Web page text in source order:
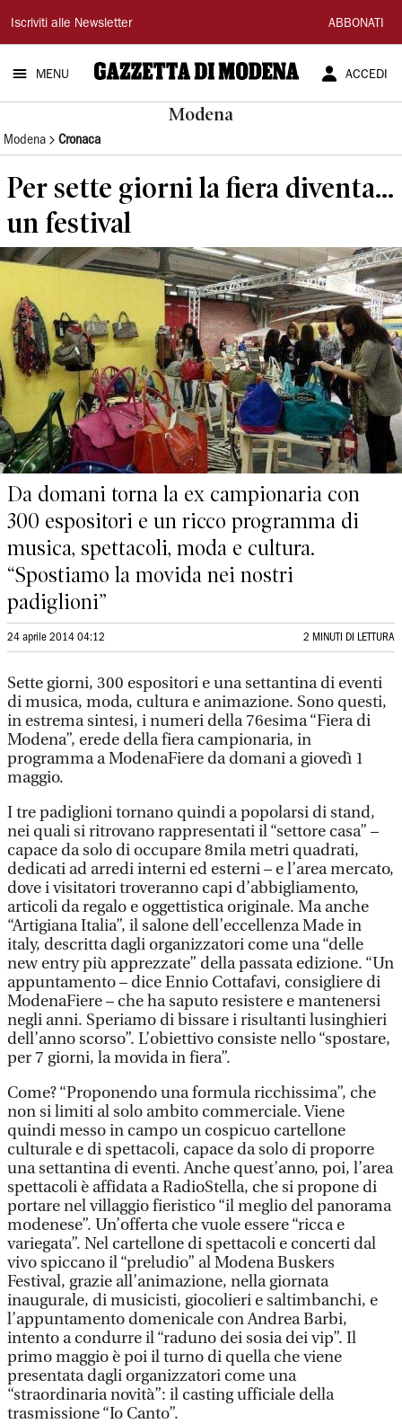
Gazzetta
di
Modena
Iscriviti alle Newsletter ABBONATI
MENU ACCEDI
Modena
Modena Cronaca
Per sette giorni la fiera diventa...
un festival
Da domani torna la ex campionaria con
300 espositori e un ricco programma di
musica, spettacoli, moda e cultura.
“Spostiamo la movida nei nostri
padiglioni”
24 aprile 2014 04:12 2 MINUTI DI LETTURA
Sette giorni, 300 espositori e una settantina di eventi
di musica, moda, cultura e animazione. Sono questi,
in estrema sintesi, i numeri della 76esima “Fiera di
Modena”, erede della fiera campionaria, in
programma a ModenaFiere da domani a giovedì 1
maggio.
I tre padiglioni tornano quindi a popolarsi di stand,
nei quali si ritrovano rappresentati il “settore casa” –
capace da solo di occupare 8mila metri quadrati,
dedicati ad arredi interni ed esterni – e l’area mercato,
dove i visitatori troveranno capi d’abbigliamento,
articoli da regalo e oggettistica originale. Ma anche
“Artigiana Italia”, il salone dell’eccellenza Made in
italy, descritta dagli organizzatori come una “delle
new entry più apprezzate” della passata edizione. “Un
appuntamento – dice Ennio Cottafavi, consigliere di
ModenaFiere – che ha saputo resistere e mantenersi
negli anni. Speriamo di bissare i risultanti lusinghieri
dell’anno scorso”. L’obiettivo consiste nello “spostare,
per 7 giorni, la movida in fiera”.
Come? “Proponendo una formula ricchissima”, che
non si limiti al solo ambito commerciale. Viene
quindi messo in campo un cospicuo cartellone
culturale e di spettacoli, capace da solo di proporre
una settantina di eventi. Anche quest’anno, poi, l’area
spettacoli è affidata a RadioStella, che si propone di
portare nel villaggio fieristico “il meglio del panorama
modenese”. Un’offerta che vuole essere “ricca e
variegata”. Nel cartellone di spettacoli e concerti dal
vivo spiccano il “preludio” al Modena Buskers
Festival, grazie all’animazione, nella giornata
inaugurale, di musicisti, giocolieri e saltimbanchi, e
l’appuntamento domenicale con Andrea Barbi,
intento a condurre il “raduno dei sosia dei vip”. Il
primo maggio è poi il turno di quella che viene
presentata dagli organizzatori come una
“straordinaria novità”: il casting ufficiale della
trasmissione “Io Canto”.